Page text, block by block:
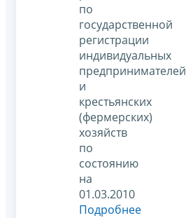
по
государственной
регистрации
индивидуальных
предпринимателей
и
крестьянских
(фермерских)
хозяйств
по
состоянию
на
01.03.2010
Подробнее